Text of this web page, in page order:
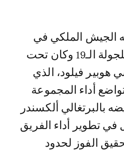
الجيش الملكي في
الدوري الاحترافي للجولة الـ19 وكان تحت
هوبير فيلود، الذي
أداء المجموعة
بالبرتغالي ألكسندر
تطوير أداء الفريق
الفوز لحدود